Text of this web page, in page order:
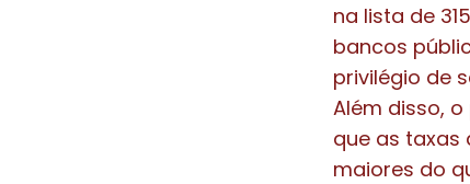
na lista de
bancos
privilégio de
Além disso,
que as taxas
maiores do